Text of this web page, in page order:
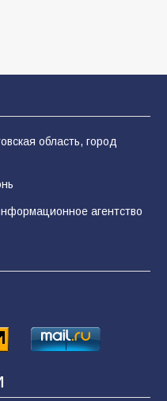
Что на самом
в августе
почему
— это
область, город
агентство